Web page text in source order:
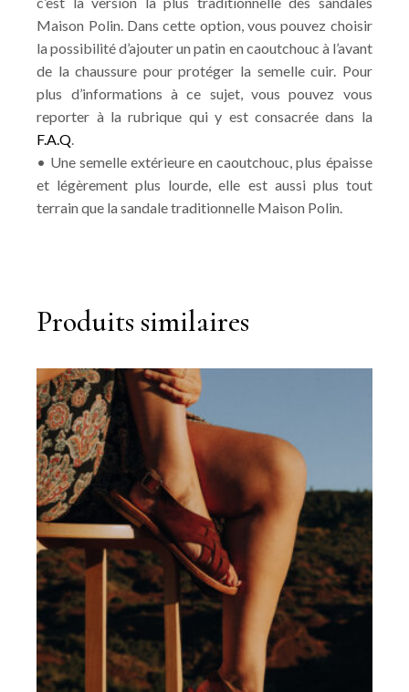
Maison Polin. Dans cette option, vous pouvez choisir
la possibilité d’ajouter un patin en caoutchouc à l’avant
de la chaussure pour protéger la semelle cuir. Pour
plus d’informations à ce sujet, vous pouvez vous
reporter à la rubrique qui y est consacrée dans la
F.A.Q.
• Une semelle extérieure en caoutchouc, plus épaisse
et légèrement plus lourde, elle est aussi plus tout
terrain que la sandale traditionnelle Maison Polin.
Produits similaires